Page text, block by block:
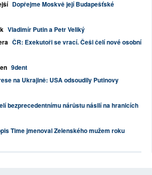
Dopřejme Moskvě její Budapešťské
Vladimír Putin a Petr Veliký
ČR: Exekutoři se vrací. Češi čelí nové osobní
9dent
na Ukrajině: USA odsoudily Putinovy
bezprecedentnímu nárůstu násilí na hranicích
Time jmenoval Zelenského mužem roku